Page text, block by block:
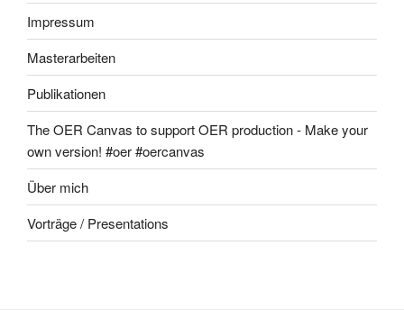
Impressum
Masterarbeiten
Publikationen
The OER Canvas to support OER production - Make your
own version! #oer #oercanvas
Über mich
Vorträge / Presentations